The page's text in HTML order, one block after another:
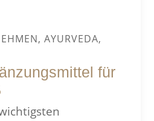
AYURVEDA,
für